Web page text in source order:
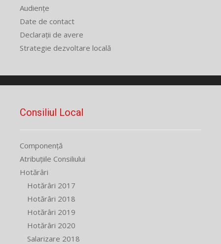
Audiențe
Date de contact
Declarații de avere
Strategie dezvoltare locală
Consiliul Local
Componență
Atribuțiile Consiliului
Hotărâri
Hotărâri 2017
Hotărâri 2018
Hotărâri 2019
Hotărâri 2020
Salarizare 2018